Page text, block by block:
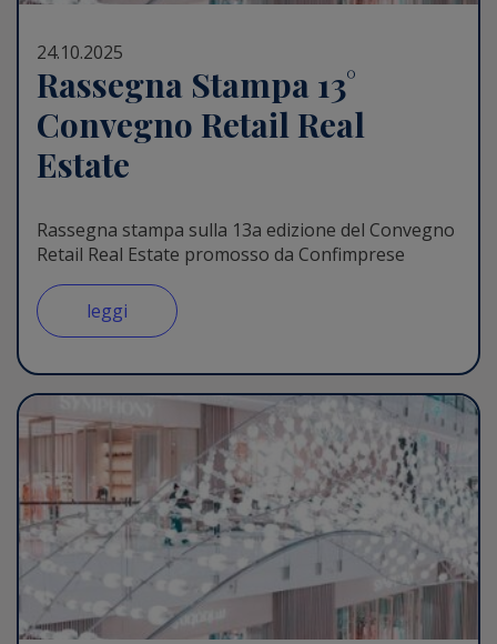
24.10.2025
Rassegna Stampa 13°
Convegno Retail Real
Estate
Rassegna stampa sulla 13a edizione del Convegno
Retail Real Estate promosso da Confimprese
leggi